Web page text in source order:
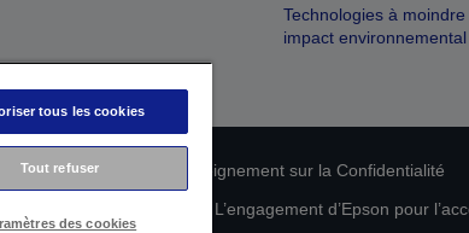
Technologies à moindre
impact environnemental
Déclaration de Renseignement sur la Confidentialité
L’engagement d’Epson pour
tous les cookies
Tout refuser
des cookies